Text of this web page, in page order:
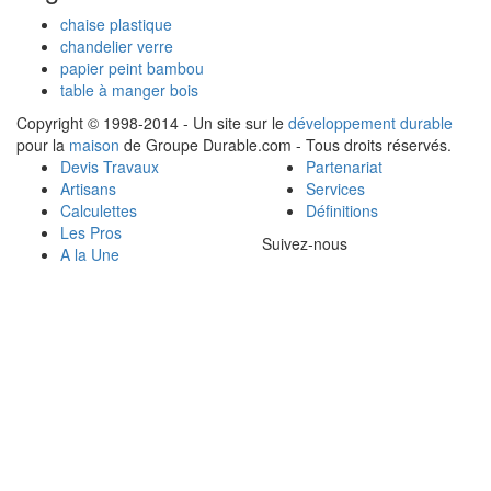
chaise plastique
chandelier verre
papier peint bambou
table à manger bois
Copyright © 1998-2014 - Un site sur le développement durable
pour la maison de Groupe Durable.com - Tous droits réservés.
Devis Travaux
Artisans
Calculettes
Les Pros
A la Une
Partenariat
Services
Définitions
Suivez-nous